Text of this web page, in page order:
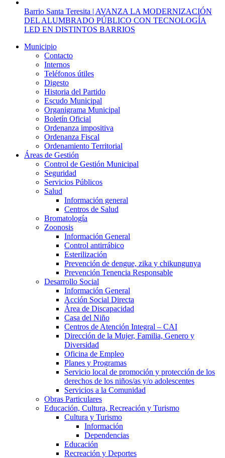
Barrio Santa Teresita | AVANZA LA MODERNIZACIÓN
DEL ALUMBRADO PÚBLICO CON TECNOLOGÍA
LED EN DISTINTOS BARRIOS
Municipio
Contacto
Internos
Teléfonos útiles
Digesto
Historia del Partido
Escudo Municipal
Organigrama Municipal
Boletín Oficial
Ordenanza impositiva
Ordenanza Fiscal
Ordenamiento Territorial
Áreas de Gestión
Control de Gestión Municipal
Seguridad
Servicios Públicos
Salud
Información general
Centros de Salud
Bromatología
Zoonosis
Información General
Control antirrábico
Esterilización
Prevención de dengue, zika y chikungunya
Prevención Tenencia Responsable
Desarrollo Social
Información General
Acción Social Directa
Área de Discapacidad
Casa del Niño
Centros de Atención Integral – CAI
Dirección de la Mujer, Familia, Genero y
Diversidad
Oficina de Empleo
Planes y Programas
Servicio local de promoción y protección de los
derechos de los niños/as y/o adolescentes
Servicios a la Comunidad
Obras Particulares
Educación, Cultura, Recreación y Turismo
Cultura y Turismo
Información
Dependencias
Educación
Recreación y Deportes